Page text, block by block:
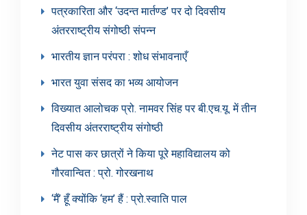
पत्रकारिता और ‘उदन्त मार्तण्ड’ पर दो दिवसीय
अंतरराष्ट्रीय संगोष्ठी संपन्न
भारतीय ज्ञान परंपरा : शोध संभावनाएँ
भारत युवा संसद का भव्य आयोजन
विख्यात आलोचक प्रो. नामवर सिंह पर बी.एच.यू. में तीन
दिवसीय अंतरराष्ट्रीय संगोष्ठी
नेट पास कर छात्रों ने किया पूरे महाविद्यालय को
गौरवान्वित : प्रो. गोरखनाथ
‘मैं’ हूँ क्योंकि ‘हम’ हैं : प्रो.स्वाति पाल